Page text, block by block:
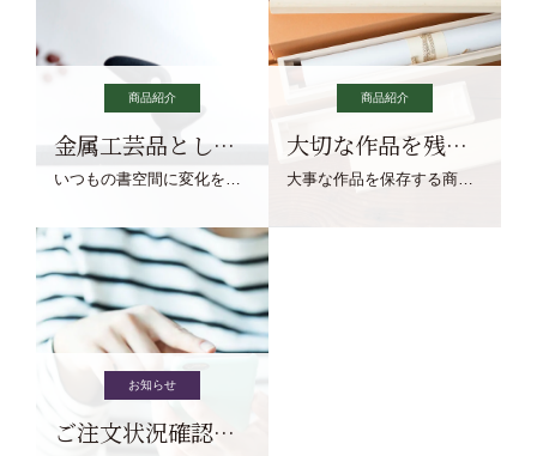
商品紹介
金属工芸品としての文鎮
いつもの書空間に変化を与えてくれる、見ているだけで愉しくなる金属工芸品の文鎮をご紹介します。
商品紹介
大切な作品を残す作品保存商品
大事な作品を保存する商品を取りまとめてご紹介ます。
お知らせ
ご注文状況確認について